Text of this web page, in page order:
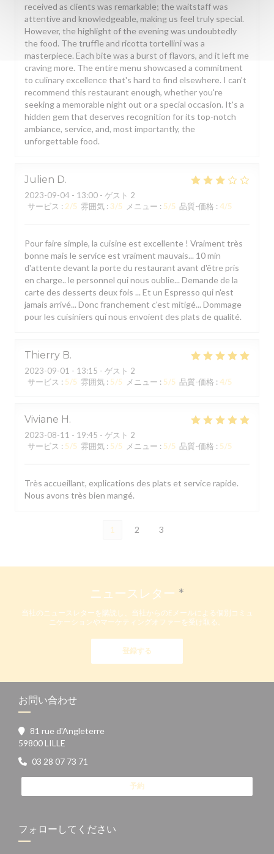
received as clients was remarkable; the waitstaff was
attentive and knowledgeable, making us feel truly special.
However, the highlight of the evening was undoubtedly
the food. The truffle and ricotta tortellini was a
masterpiece. Each bite was a burst of flavors, and it left me
craving more. The entire menu showcased a commitment
to culinary excellence that's hard to find elsewhere. I can't
recommend this restaurant enough, whether you're
seeking a memorable night out or a special occasion. It's a
hidden gem that deserves recognition for its top-notch
ambiance, service, and, most importantly, the
unforgettable food.
Julien D
2023-09-04 - 13:00 - ゲスト 2
サービス : 2/5 雰囲気 : 3/5 メニュー : 5/5 品質-価格 : 4/5
Pour faire simple, la cuisine est excellente ! Vraiment très
bonne mais le service est vraiment mauvais... 10 min
d'attente devant la porte du restaurant avant d'être pris
en charge.. le personnel qui nous oublie... Demande de la
carte des desserts deux fois ... Et un Espresso qui n'est
jamais arrivé... Donc franchement c'est mitigé... Dommage
pour les cuisiniers qui nous envoient des plats de qualité.
Thierry B
2023-09-01 - 13:15 - ゲスト 2
サービス : 5/5 雰囲気 : 5/5 メニュー : 5/5 品質-価格 : 4/5
Viviane H
2023-08-11 - 19:45 - ゲスト 2
サービス : 5/5 雰囲気 : 5/5 メニュー : 5/5 品質-価格 : 5/5
Très accueillant, explications des plats et service rapide.
Nous avons très bien mangé.
1 2 3
ニュースレター *
当社のニュースレターを購読し、当社からのEメールによる個別コミュ
ニケーションやマーケティングオファーを受け取る。
登録する
お問い合わせ
81 rue d'Angleterre
59800 LILLE
03 28 07 73 71
予約
フォローしてください